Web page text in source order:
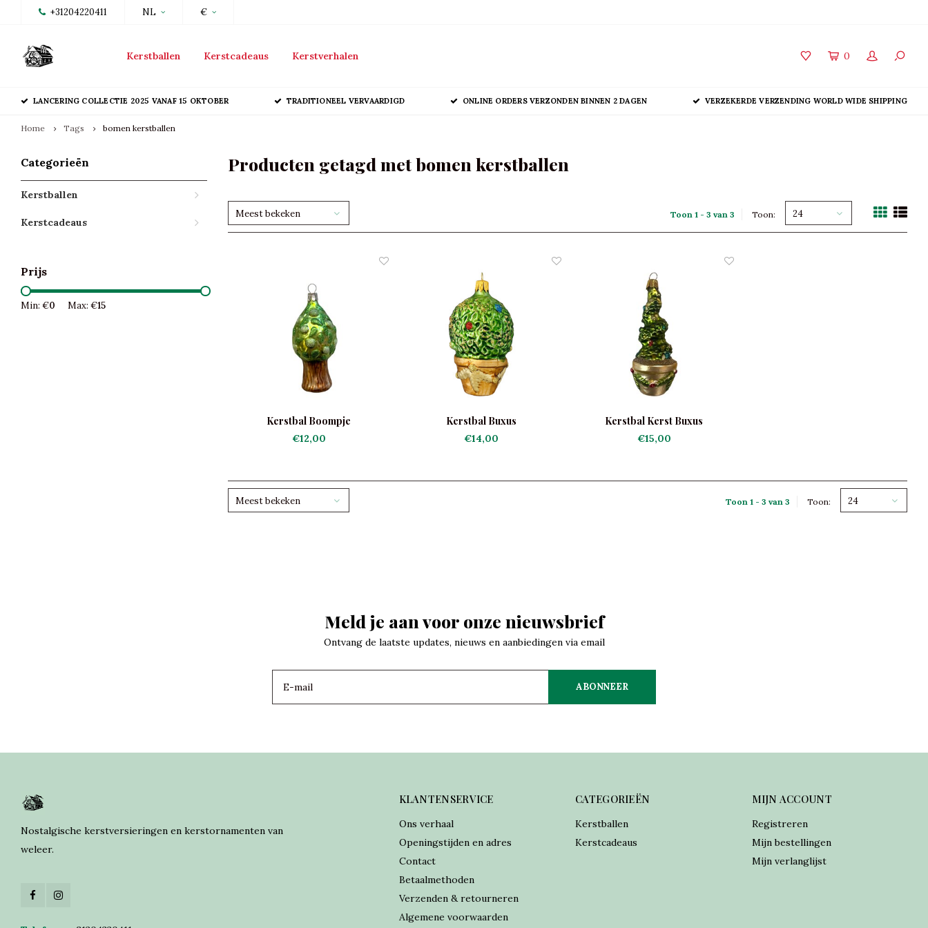
+31204220411 NL €
Kerstballen Kerstcadeaus Kerstverhalen 0
LANCERING COLLECTIE 2025 VANAF 15 OKTOBER TRADITIONEEL VERVAARDIGD ONLINE ORDERS VERZONDEN BINNEN 2 DAGEN VERZEKERDE VERZENDING WORLD WIDE SHIPPING
Home Tags bomen kerstballen
Categorieën
Kerstballen
Kerstcadeaus
Prijs
Min: €0 Max: €15
Producten getagd met bomen kerstballen
Meest bekeken Toon 1 - 3 van 3 Toon: 24
Kerstbal Boompje
€12,00
Kerstbal Buxus
€14,00
Kerstbal Kerst Buxus
€15,00
Meest bekeken Toon 1 - 3 van 3 Toon: 24
Meld je aan voor onze nieuwsbrief
Ontvang de laatste updates, nieuws en aanbiedingen via email
ABONNEER
Nostalgische kerstversieringen en kerstornamenten van
weleer.
KLANTENSERVICE
Ons verhaal
Openingstijden en adres
Contact
Betaalmethoden
Verzenden & retourneren
Algemene voorwaarden
CATEGORIEËN
Kerstballen
Kerstcadeaus
MIJN ACCOUNT
Registreren
Mijn bestellingen
Mijn verlanglijst